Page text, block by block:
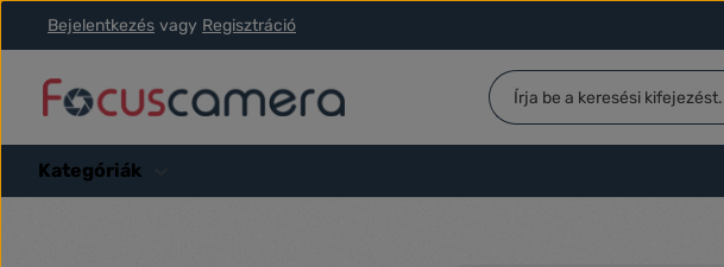
a fő tartalomra
Ugrás a kereséshez
Ugrás a fő navigációhoz
Bejelentkezés vagy Regisztráció
Kategóriák